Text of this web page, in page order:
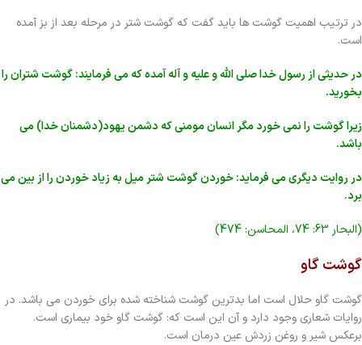
در ترتیب اهمیت گوشت ها باید گفت که گوشت شتر در مرحله بعد از بز آمده
است.
در حدیثی از رسول خدا صلی الله و علیه و آله آمده که می فرمایند: گوشت شتران را
بخورید.
زیرا گوشت را نمی خورد مگر انسان مومنی که دشمن یهود(دشمنان خدا) می
باشد.
در روایت دیگری می فرماید: خوردن گوشت شتر میل به زیاد خوردن را از بین می
برد.
(البحار 63: 74، المحاسن: 474)
گوشت گاو
گوشت گاو حلال است اما بدترین گوشت شناخته شده برای خوردن می باشد. در
روایات شعاری وجود دارد و آن این است که: گوشت گاو خود بیماری است.
برعکس شیر و روغن زردش عین درمان است.